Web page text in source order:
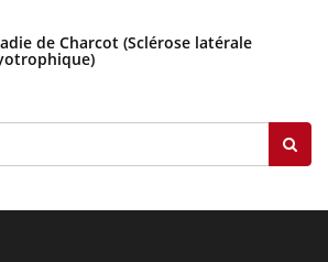
de Charcot (Sclérose latérale